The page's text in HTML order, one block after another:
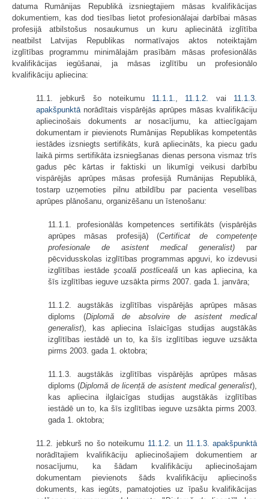
datuma Rumānijas Republikā izsniegtajiem māsas kvalifikācijas
dokumentiem, kas dod tiesības lietot profesionālajai darbībai māsas
profesijā atbilstošus nosaukumus un kuru apliecinātā izglītība
neatbilst Latvijas Republikas normatīvajos aktos noteiktajām
izglītības programmu minimālajām prasībām māsas profesionālās
kvalifikācijas iegūšanai, ja māsas izglītību un profesionālo
kvalifikāciju apliecina:
11.1. jebkurš šo noteikumu 11.1.1. 11.1.2. vai 11.1.3.
apakšpunktā norādītais vispārējās aprūpes māsas kvalifikāciju
apliecinošais dokuments ar nosacījumu, ka attiecīgajam
dokumentam ir pievienots Rumānijas Republikas kompetentās
iestādes izsniegts sertifikāts, kurā apliecināts, ka piecu gadu
laikā pirms sertifikāta izsniegšanas dienas persona vismaz trīs
gadus pēc kārtas ir faktiski un likumīgi veikusi darbību
vispārējās aprūpes māsas profesijā Rumānijas Republikā,
tostarp uzņemoties pilnu atbildību par pacienta veselības
aprūpes plānošanu, organizēšanu un īstenošanu:
11.1.1. profesionālās kompetences sertifikāts (vispārējās
aprūpes māsas profesijā) (Certificat de competenţe
profesionale de asistent medical generalist) par
pēcvidusskolas izglītības programmas apguvi, ko izdevusi
izglītības iestāde şcoală postliceală un kas apliecina, ka
šīs izglītības ieguve uzsākta pirms 2007. gada 1. janvāra;
11.1.2. augstākās izglītības vispārējās aprūpes māsas
diploms (Diplomă de absolvire de asistent medical
generalist), kas apliecina īslaicīgas studijas augstākās
izglītības iestādē un to, ka šīs izglītības ieguve uzsākta
pirms 2003. gada 1. oktobra;
11.1.3. augstākās izglītības vispārējās aprūpes māsas
diploms (Diplomă de licență de asistent medical generalist),
kas apliecina ilglaicīgas studijas augstākās izglītības
iestādē un to, ka šīs izglītības ieguve uzsākta pirms 2003.
gada 1. oktobra;
11.2. jebkurš no šo noteikumu 11.1.2. un 11.1.3. apakšpunktā
norādītajiem kvalifikāciju apliecinošajiem dokumentiem ar
nosacījumu, ka šādam kvalifikāciju apliecinošajam
dokumentam pievienots šāds kvalifikāciju apliecinošs
dokuments, kas iegūts, pamatojoties uz īpašu kvalifikācijas